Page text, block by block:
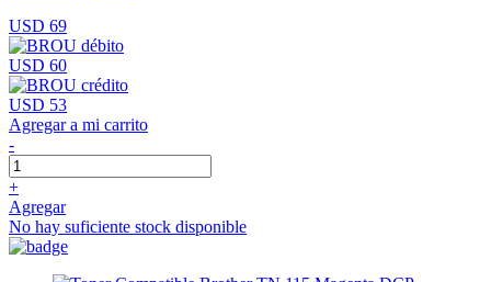
USD 69
USD 60
USD 53
Agregar a mi carrito
-
+
Agregar
No hay suficiente stock disponible